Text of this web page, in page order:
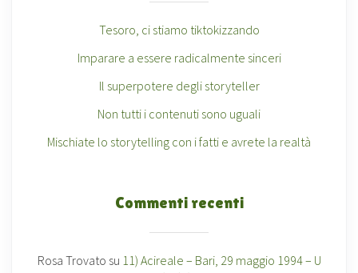
Tesoro, ci stiamo tiktokizzando
Imparare a essere radicalmente sinceri
Il superpotere degli storyteller
Non tutti i contenuti sono uguali
Mischiate lo storytelling con i fatti e avrete la realtà
Commenti recenti
Rosa Trovato su 11) Acireale – Bari, 29 maggio 1994 – U